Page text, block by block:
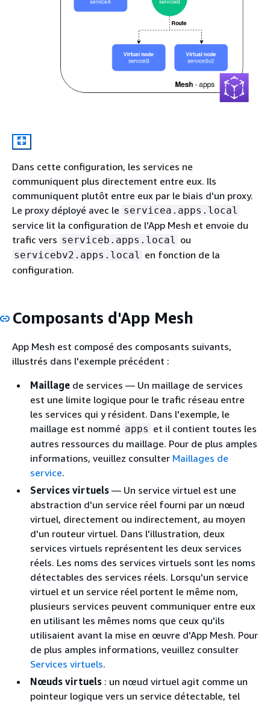
Dans cette configuration, les services ne
communiquent plus directement entre eux. Ils
communiquent plutôt entre eux par le biais d'un proxy.
Le proxy déployé avec le servicea.apps.local
service lit la configuration de l'App Mesh et envoie du
trafic vers serviceb.apps.local ou
servicebv2.apps.local en fonction de la
configuration.
Composants d'App Mesh
App Mesh est composé des composants suivants,
illustrés dans l'exemple précédent :
Maillage de services — Un maillage de services
est une limite logique pour le trafic réseau entre
les services qui y résident. Dans l'exemple, le
maillage est nommé apps et il contient toutes les
autres ressources du maillage. Pour de plus amples
informations, veuillez consulter Maillages de
service.
Services virtuels — Un service virtuel est une
abstraction d'un service réel fourni par un nœud
virtuel, directement ou indirectement, au moyen
d'un routeur virtuel. Dans l'illustration, deux
services virtuels représentent les deux services
réels. Les noms des services virtuels sont les noms
détectables des services réels. Lorsqu'un service
virtuel et un service réel portent le même nom,
plusieurs services peuvent communiquer entre eux
en utilisant les mêmes noms que ceux qu'ils
utilisaient avant la mise en œuvre d'App Mesh. Pour
de plus amples informations, veuillez consulter
Services virtuels.
Nœuds virtuels : un nœud virtuel agit comme un
pointeur logique vers un service détectable, tel